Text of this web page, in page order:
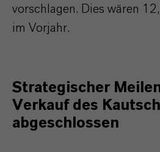
vorschlagen. Dies wären
im Vorjahr.
Strategischer
Verkauf des
abgeschlossen